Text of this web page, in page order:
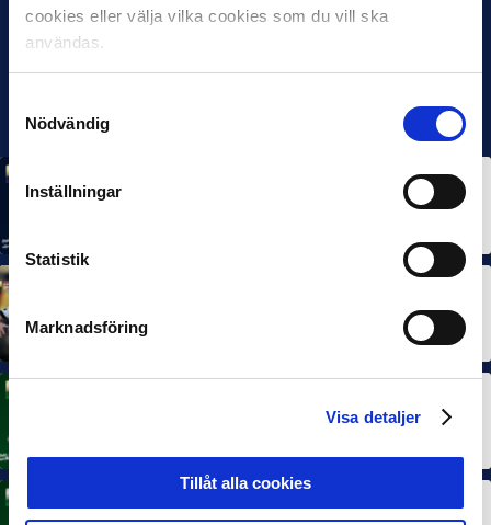
cookies eller välja vilka cookies som du vill ska
användas.
Nödvändig
Inställningar
Statistik
Marknadsföring
Visa detaljer
Tillåt alla cookies
Rösta på Månadens Spelare & Tränare i juli
Dubbla Landskrona-priser när juni summeras
10 JUL 2026
Rösta på Månadens Spelare i juni
MÅNADENS TRÄNARE